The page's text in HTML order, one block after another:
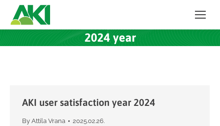
2024 year
AKI user satisfaction year 2024
By Attila Vrana 2025.02.26.